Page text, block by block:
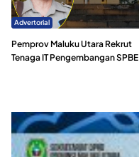
Advertorial
Pemprov Maluku Utara Rekrut
Tenaga IT Pengembangan SPBE